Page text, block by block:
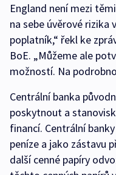
England není mezi
na sebe úvěrové rizika
poplatník,“ řekl ke
BoE. „Můžeme ale
možností. Na
Centrální banka
poskytnout a
financí. Centrální
peníze a jako zástavu
další cenné papíry